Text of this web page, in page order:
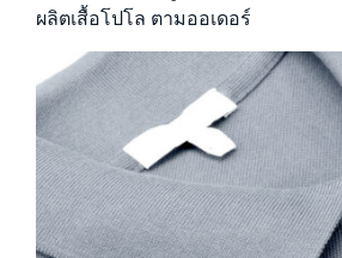
ผลิตเสื้อโปโล ตามออเดอร์